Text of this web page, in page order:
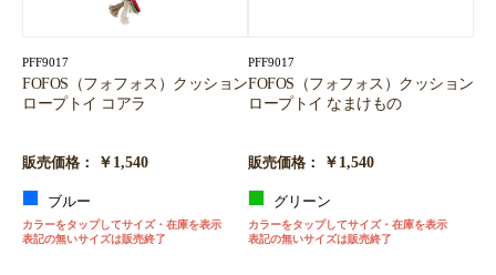
PFF9017
FOFOS（フォフォス）クッション
ロープトイ コアラ
販売価格： ￥1,540
ブルー
カラーをタップしてサイズ・在庫を表示
表記の無いサイズは販売終了
PFF9017
FOFOS（フォフォス）クッション
ロープトイ なまけもの
販売価格： ￥1,540
グリーン
カラーをタップしてサイズ・在庫を表示
表記の無いサイズは販売終了